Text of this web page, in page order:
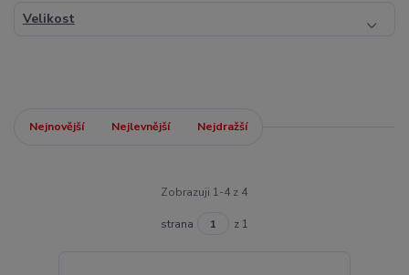
Velikost
Nejnovější Nejlevnější Nejdražší
Zobrazuji 1-4 z 4
strana z 1